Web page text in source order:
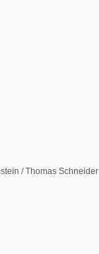
/ Thomas Schneider